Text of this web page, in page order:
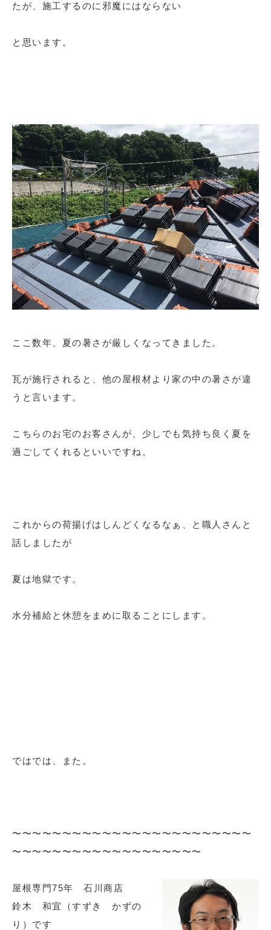
たが、施工するのに邪魔にはならない
と思います。
ここ数年、夏の暑さが厳しくなってきました。
瓦が施行されると、他の屋根材より家の中の暑さが違
うと言います。
こちらのお宅のお客さんが、少しでも気持ち良く夏を
過ごしてくれるといいですね。
これからの荷揚げはしんどくなるなぁ、と職人さんと
話しましたが
夏は地獄です。
水分補給と休憩をまめに取ることにします。
ではでは、また。
〜〜〜〜〜〜〜〜〜〜〜〜〜〜〜〜〜〜〜〜〜〜〜〜
〜〜〜〜〜〜〜〜〜〜〜〜〜〜〜〜〜〜〜
屋根専門75年 石川商店
鈴木 和宜（すずき かずの
り）です